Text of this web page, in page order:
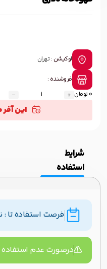
لوکیشن :تهران
فروشنده :
0 تومان
این
شرایط
استفاده
فرصت استفاده تا :
درصورت عدم استفاده بازگشت